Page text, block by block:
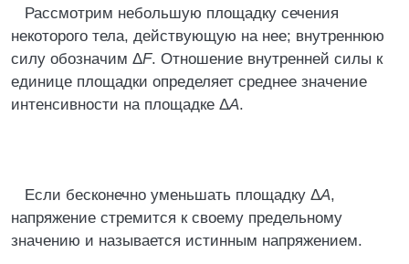
Рассмотрим небольшую площадку сечения
некоторого тела, действующую на нее; внутреннюю
силу обозначим ΔF. Отношение внутренней силы к
единице площадки определяет среднее значение
интенсивности на площадке ΔA.
Если бесконечно уменьшать площадку ΔA,
напряжение стремится к своему предельному
значению и называется истинным напряжением.